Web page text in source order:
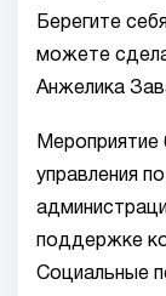
Берегите
можете
Анжелика
Мероприятие
управления
поддержке
Социальные